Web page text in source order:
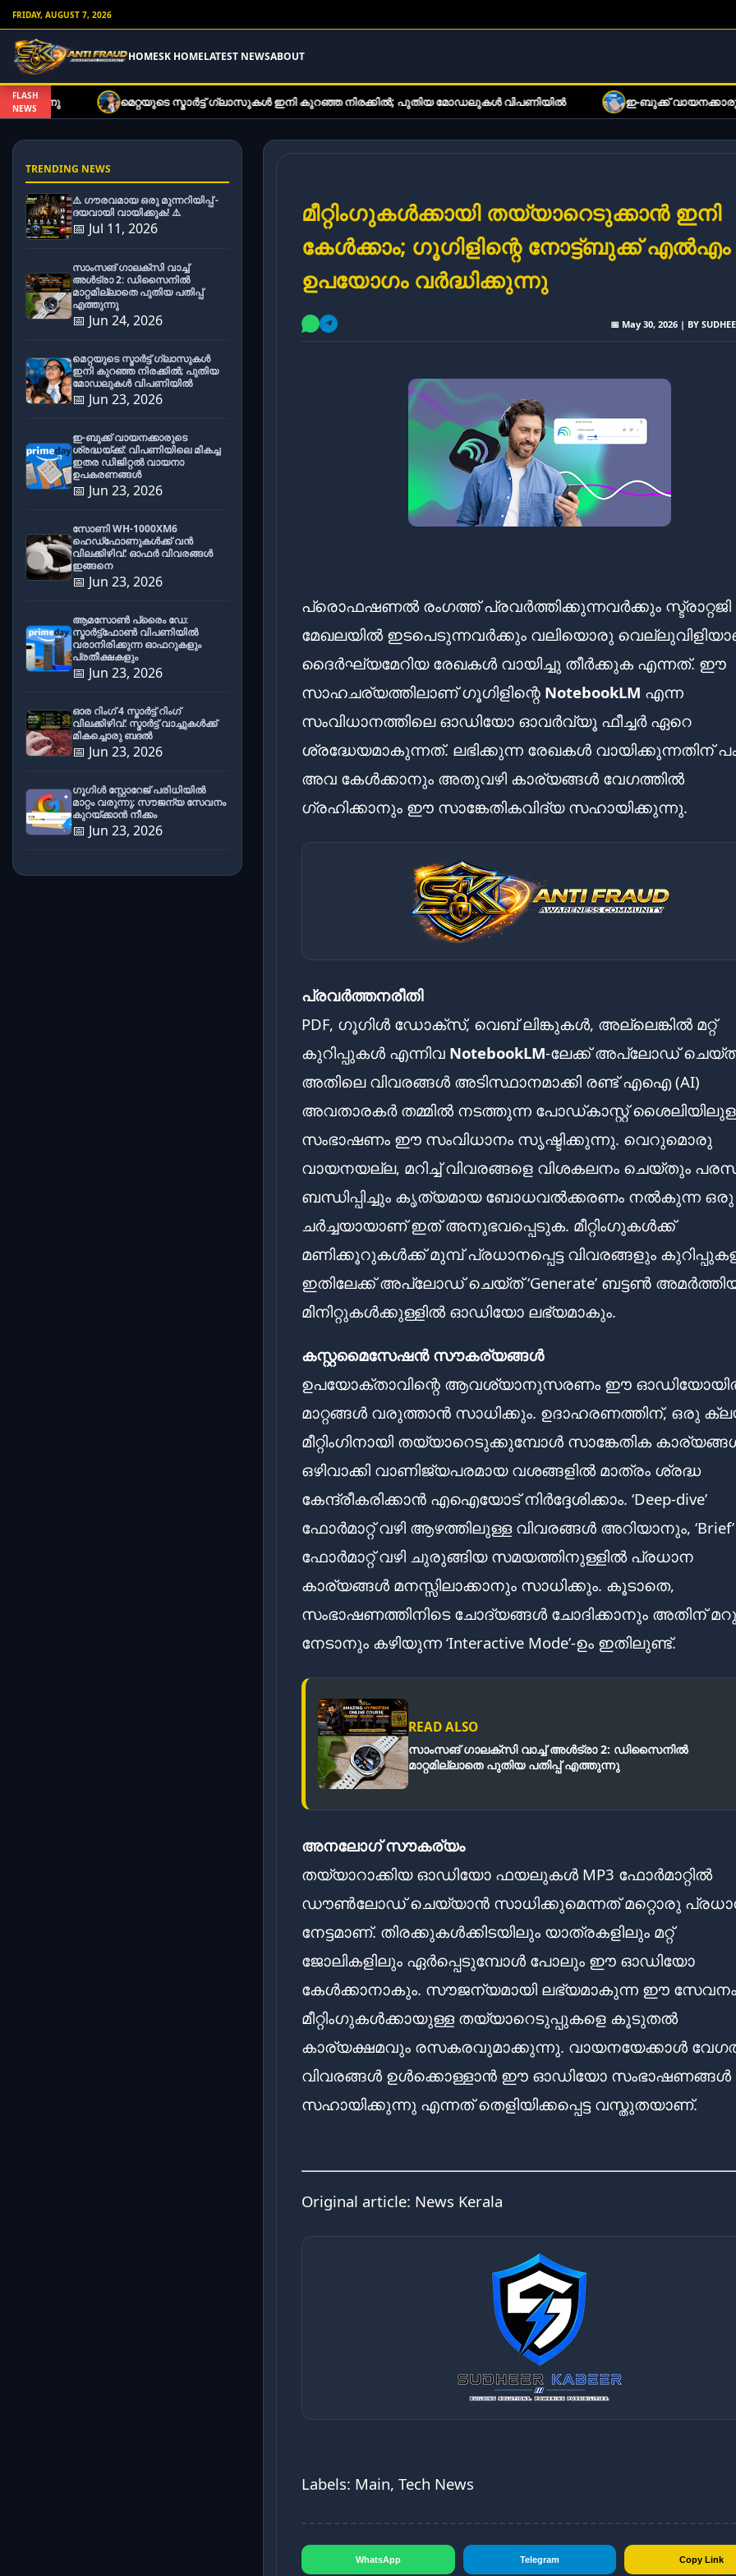
FRIDAY, AUGUST 7, 2026
HOMESK HOMELATEST NEWSABOUT
FLASH
NEWS
മെറ്റയുടെ സ്മാർട്ട് ഗ്ലാസുകൾ ഇനി കുറഞ്ഞ നിരക്കിൽ; പുതിയ മോഡലുകൾ വിപണിയിൽ ഇ-ബുക്ക് വായനക്കാരുടെ
TRENDING NEWS
⚠️ ഗൗരവമായ ഒരു മുന്നറിയിപ്പ് -
ദയവായി വായിക്കുക! ⚠️
📅 Jul 11, 2026
സാംസങ് ഗാലക്സി വാച്ച്
അൾട്രാ 2: ഡിസൈനിൽ
മാറ്റമില്ലാതെ പുതിയ പതിപ്പ്
എത്തുന്നു
📅 Jun 24, 2026
മെറ്റയുടെ സ്മാർട്ട് ഗ്ലാസുകൾ
ഇനി കുറഞ്ഞ നിരക്കിൽ; പുതിയ
മോഡലുകൾ വിപണിയിൽ
📅 Jun 23, 2026
ഇ-ബുക്ക് വായനക്കാരുടെ
ശ്രദ്ധയ്ക്ക്: വിപണിയിലെ മികച്ച
ഇതര ഡിജിറ്റൽ വായനാ
ഉപകരണങ്ങൾ
📅 Jun 23, 2026
സോണി WH-1000XM6
ഹെഡ്‌ഫോണുകൾക്ക് വൻ
വിലക്കിഴിവ്: ഓഫർ വിവരങ്ങൾ
ഇങ്ങനെ
📅 Jun 23, 2026
ആമസോൺ പ്രൈം ഡേ:
സ്മാർട്ട്ഫോൺ വിപണിയിൽ
വരാനിരിക്കുന്ന ഓഫറുകളും
പ്രതീക്ഷകളും
📅 Jun 23, 2026
ഓര റിംഗ് 4 സ്മാർട്ട് റിംഗ്
വിലക്കിഴിവ്: സ്മാർട്ട് വാച്ചുകൾക്ക്
മികച്ചൊരു ബദൽ
📅 Jun 23, 2026
ഗൂഗിൾ സ്റ്റോറേജ് പരിധിയിൽ
മാറ്റം വരുന്നു; സൗജന്യ സേവനം
കുറയ്ക്കാൻ നീക്കം
📅 Jun 23, 2026
മീറ്റിംഗുകൾക്കായി തയ്യാറെടുക്കാൻ ഇനി
കേൾക്കാം; ഗൂഗിളിന്റെ നോട്ട്ബുക്ക് എൽഎം
ഉപയോഗം വർദ്ധിക്കുന്നു
📅 May 30, 2026 | BY
പ്രൊഫഷണൽ രംഗത്ത് പ്രവർത്തിക്കുന്നവർക്കും സ്ട്രാറ്റജി
മേഖലയിൽ ഇടപെടുന്നവർക്കും വലിയൊരു
ദൈർഘ്യമേറിയ രേഖകൾ വായിച്ചു തീർക്കുക എന്നത്. ഈ
സാഹചര്യത്തിലാണ് ഗൂഗിളിന്റെ NotebookLM എന്ന
സംവിധാനത്തിലെ ഓഡിയോ ഓവർവ്യൂ ഫീച്ചർ ഏറെ
ശ്രദ്ധേയമാകുന്നത്. ലഭിക്കുന്ന രേഖകൾ വായിക്കുന്നതിന്
അവ കേൾക്കാനും അതുവഴി കാര്യങ്ങൾ വേഗത്തിൽ
ഗ്രഹിക്കാനും ഈ സാങ്കേതികവിദ്യ സഹായിക്കുന്നു.
പ്രവർത്തനരീതി
PDF, ഗൂഗിൾ ഡോക്സ്, വെബ് ലിങ്കുകൾ, അല്ലെങ്കിൽ മറ്റ്
കുറിപ്പുകൾ എന്നിവ NotebookLM-ലേക്ക് അപ്‌ലോഡ്
അതിലെ വിവരങ്ങൾ അടിസ്ഥാനമാക്കി രണ്ട് എഐ (AI)
അവതാരകർ തമ്മിൽ നടത്തുന്ന പോഡ്കാസ്റ്റ്
സംഭാഷണം ഈ സംവിധാനം സൃഷ്ടിക്കുന്നു. വെറുമൊരു
വായനയല്ല, മറിച്ച് വിവരങ്ങളെ വിശകലനം ചെയ്തും
ബന്ധിപ്പിച്ചും കൃത്യമായ ബോധവൽക്കരണം നൽകുന്ന ഒരു
ചർച്ചയായാണ് ഇത് അനുഭവപ്പെടുക. മീറ്റിംഗുകൾക്ക്
മണിക്കൂറുകൾക്ക് മുമ്പ് പ്രധാനപ്പെട്ട വിവരങ്ങളും
ഇതിലേക്ക് അപ്‌ലോഡ് ചെയ്ത് ‘Generate’ ബട്ടൺ
മിനിറ്റുകൾക്കുള്ളിൽ ഓഡിയോ ലഭ്യമാകും.
കസ്റ്റമൈസേഷൻ സൗകര്യങ്ങൾ
ഉപയോക്താവിന്റെ ആവശ്യാനുസരണം ഈ
മാറ്റങ്ങൾ വരുത്താൻ സാധിക്കും. ഉദാഹരണത്തിന്, ഒരു
മീറ്റിംഗിനായി തയ്യാറെടുക്കുമ്പോൾ സാങ്കേതിക
ഒഴിവാക്കി വാണിജ്യപരമായ വശങ്ങളിൽ മാത്രം ശ്രദ്ധ
കേന്ദ്രീകരിക്കാൻ എഐയോട് നിർദ്ദേശിക്കാം. ‘Deep-dive’
ഫോർമാറ്റ് വഴി ആഴത്തിലുള്ള വിവരങ്ങൾ അറിയാനും, ‘Brief’
ഫോർമാറ്റ് വഴി ചുരുങ്ങിയ സമയത്തിനുള്ളിൽ പ്രധാന
കാര്യങ്ങൾ മനസ്സിലാക്കാനും സാധിക്കും. കൂടാതെ,
സംഭാഷണത്തിനിടെ ചോദ്യങ്ങൾ ചോദിക്കാനും അതിന്
നേടാനും കഴിയുന്ന ‘Interactive Mode’-ഉം ഇതിലുണ്ട്.
READ ALSO
സാംസങ് ഗാലക്സി വാച്ച് അൾട്രാ 2: ഡിസൈനിൽ
മാറ്റമില്ലാതെ പുതിയ പതിപ്പ് എത്തുന്നു
അനലോഗ് സൗകര്യം
തയ്യാറാക്കിയ ഓഡിയോ ഫയലുകൾ MP3 ഫോർമാറ്റിൽ
ഡൗൺലോഡ് ചെയ്യാൻ സാധിക്കുമെന്നത് മറ്റൊരു
നേട്ടമാണ്. തിരക്കുകൾക്കിടയിലും യാത്രകളിലും മറ്റ്
ജോലികളിലും ഏർപ്പെടുമ്പോൾ പോലും ഈ ഓഡിയോ
കേൾക്കാനാകും. സൗജന്യമായി ലഭ്യമാകുന്ന ഈ സേവനം
മീറ്റിംഗുകൾക്കായുള്ള തയ്യാറെടുപ്പുകളെ കൂടുതൽ
കാര്യക്ഷമവും രസകരവുമാക്കുന്നു. വായനയേക്കാൾ
വിവരങ്ങൾ ഉൾക്കൊള്ളാൻ ഈ ഓഡിയോ സംഭാഷണങ്ങൾ
സഹായിക്കുന്നു എന്നത് തെളിയിക്കപ്പെട്ട വസ്തുതയാണ്.
Original article: News Kerala
Labels: Main, Tech News
WhatsApp Telegram Copy Link